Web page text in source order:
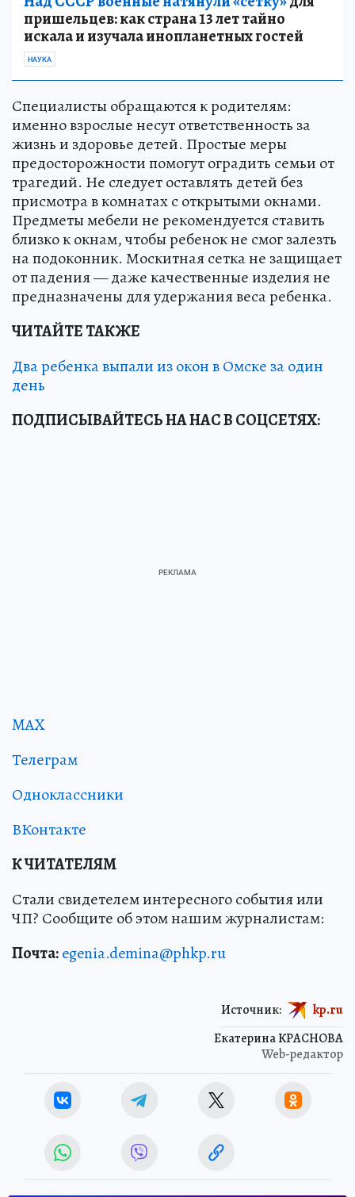
пришельцев: как страна 13 лет тайно
искала и изучала инопланетных гостей
НАУКА
Специалисты обращаются к родителям:
именно взрослые несут ответственность за
жизнь и здоровье детей. Простые меры
предосторожности помогут оградить семьи от
трагедий. Не следует оставлять детей без
присмотра в комнатах с открытыми окнами.
Предметы мебели не рекомендуется ставить
близко к окнам, чтобы ребенок не смог залезть
на подоконник. Москитная сетка не защищает
от падения — даже качественные изделия не
предназначены для удержания веса ребенка.
ЧИТАЙТЕ ТАКЖЕ
Два ребенка выпали из окон в Омске за один
день
ПОДПИСЫВАЙТЕСЬ НА НАС В СОЦСЕТЯХ:
MAX
Телеграм
Одноклассники
ВКонтакте
К ЧИТАТЕЛЯМ
Стали свидетелем интересного события или
ЧП? Сообщите об этом нашим журналистам:
Почта:egenia.demina@phkp.ru
Екатерина КРАСНОВА
Web-редактор
Источник: kp.ru